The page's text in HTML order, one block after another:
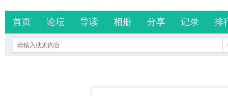
首页 论坛 导读 相册 分享 记录 排